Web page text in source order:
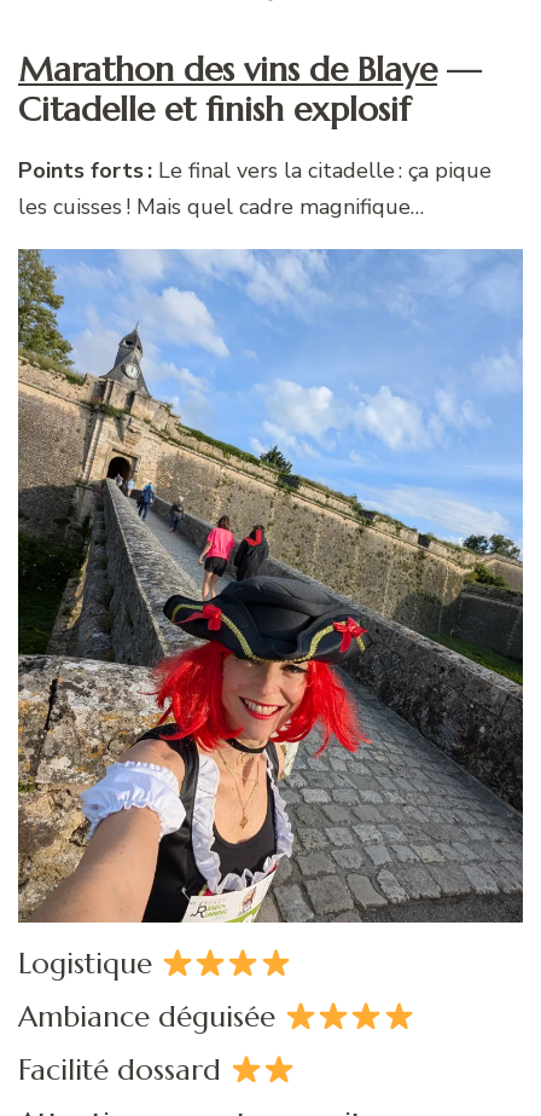
Marathon des vins de Blaye—
Citadelle et finish explosif
Points forts : Le final vers la citadelle : ça pique
les cuisses ! Mais quel cadre magnifique…
Logistique
Ambiance déguisée
Facilité dossard